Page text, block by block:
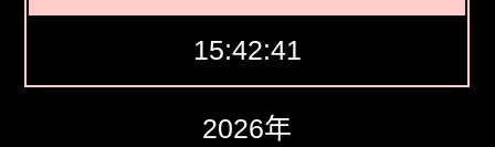
15:42:42
2026年